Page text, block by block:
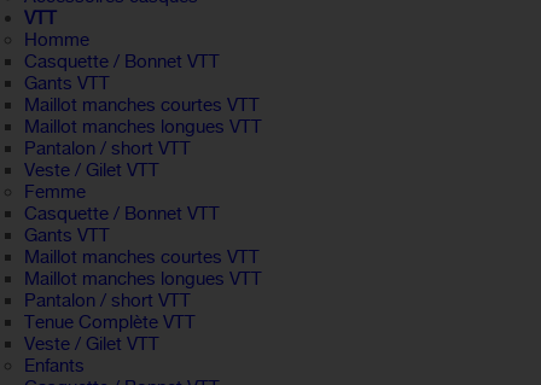
VTT
Homme
Casquette / Bonnet VTT
Gants VTT
Maillot manches courtes VTT
Maillot manches longues VTT
Pantalon / short VTT
Veste / Gilet VTT
Femme
Casquette / Bonnet VTT
Gants VTT
Maillot manches courtes VTT
Maillot manches longues VTT
Pantalon / short VTT
Tenue Complète VTT
Veste / Gilet VTT
Enfants